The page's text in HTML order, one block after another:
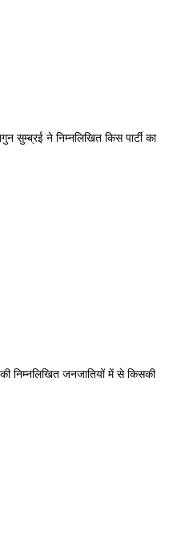
सुम्ब्रई ने निम्नलिखित किस पार्टी का
निम्नलिखित जनजातियों में से किसकी